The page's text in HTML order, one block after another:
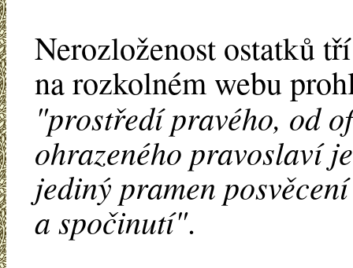
Nerozloženost ostatků
na rozkolném webu
"prostředí pravého, od
ohrazeného pravoslaví
jediný pramen
a spočinutí".